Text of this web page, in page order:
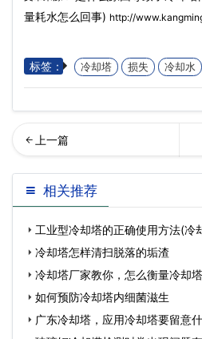
量耗水怎么回事) http://
标签： 冷却塔 损失 冷却水
形横流式冷却塔的组成结构
(天津方形横流式冷却…
相关推荐
工业型冷却塔的正确使用方法(冷
冷却塔怎样清扫脱落的垢渣
冷却塔厂家教你，怎么衡量冷却
家最如何预防冷却塔内细菌滋生
广东冷却塔，应用冷却塔要留意